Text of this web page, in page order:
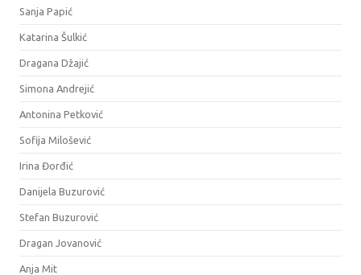
Sanja Papić
Katarina Šulkić
Dragana Džajić
Simona Andrejić
Antonina Petković
Sofija Milošević
Irina Đorđić
Danijela Buzurović
Stefan Buzurović
Dragan Jovanović
Anja Mit